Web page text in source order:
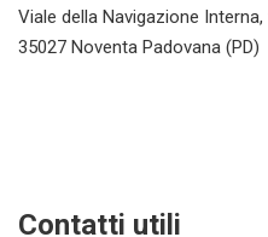
Viale della Navigazione Interna,
35027 Noventa Padovana (PD)
Contatti utili